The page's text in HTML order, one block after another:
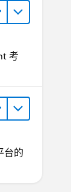
考
台的